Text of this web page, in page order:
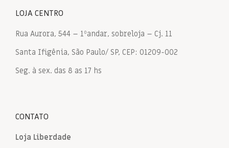
LOJA CENTRO
Rua Aurora, 544 – 1ºandar, sobreloja – Cj. 11
Santa Ifigênia, São Paulo/ SP, CEP: 01209-002
Seg. à sex. das 8 as 17 hs
CONTATO
Loja Liberdade